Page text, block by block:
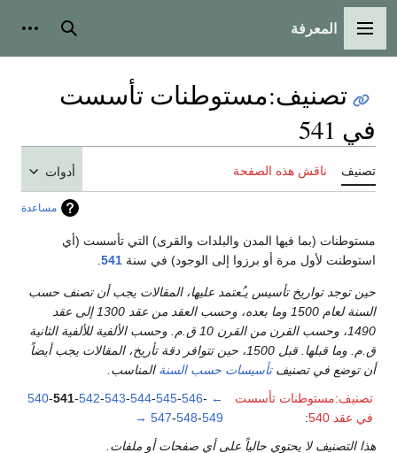
القائمة الرئيسية
المعرفة بحث
تصنيف:مستوطنات تأسست
في 541
تصنيف ناقش هذه الصفحة أدوات
مساعدة
مستوطنات (بما فيها المدن والبلدات والقرى) التي تأسست (أي
استوطنت لأول مرة أو برزوا إلى الوجود) في سنة 541
حين توجد تواريخ تأسيس يـُعتمد عليها، المقالات يجب أن تصنف حسب
السنة لعام 1500 وما بعده، وحسب العقد من عقد 1300 إلى عقد
1490، وحسب القرن من القرن 10 ق.م. وحسب الألفية للألفية الثانية
ق.م. وما قبلها. قبل 1500، حين تتوافر دقة تأريخ، المقالات يجب أيضاً
أن توضع في تصنيفتأسيسات حسب السنة المناسب.
تصنيف:مستوطنات تأسست
في عقد 540
:
←
540-541-542-543-544-545-546-
547-548-549
→
هذا التصنيف لا يحتوي حالياً على أي صفحات أو ملفات.